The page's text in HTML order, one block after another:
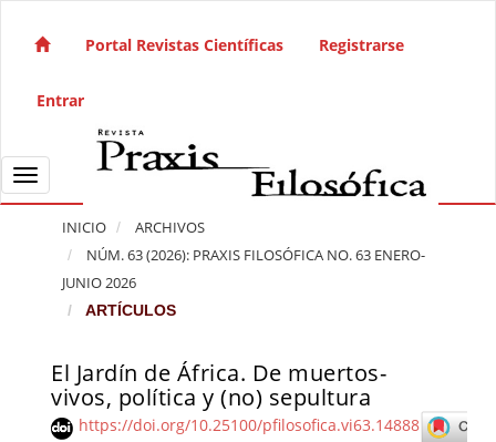
Navegación principal
Barra lateral
Portal Revistas Científicas Registrarse
Entrar
Toggle navigation
INICIO
ARCHIVOS
NÚM. 63 (2026): PRAXIS FILOSÓFICA NO. 63 ENERO-
JUNIO 2026
ARTÍCULOS
El Jardín de África. De muertos-
vivos, política y (no) sepultura
https://doi.org/10.25100/pfilosofica.vi63.14888
Barra lateral del artículo